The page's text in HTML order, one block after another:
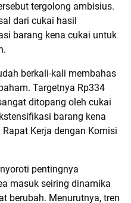
tergolong ambisius.
dari cukai hasil
barang kena cukai untuk
berkali-kali membahas
Targetnya Rp334
ditopang oleh cukai
barang kena
Kerja dengan Komisi
pentingnya
masuk seiring dinamika
berubah. Menurutnya, tren